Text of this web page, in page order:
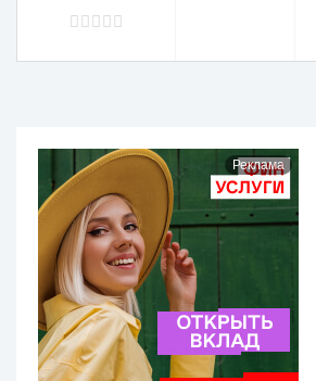
Реклама